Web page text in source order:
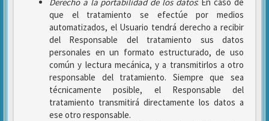
que el tratamiento se efectúe por medios
automatizados, el Usuario tendrá derecho a recibir
del Responsable del tratamiento sus datos
personales en un formato estructurado, de uso
común y lectura mecánica, y a transmitirlos a otro
responsable del tratamiento. Siempre que sea
técnicamente posible, el Responsable del
tratamiento transmitirá directamente los datos a
ese otro responsable.